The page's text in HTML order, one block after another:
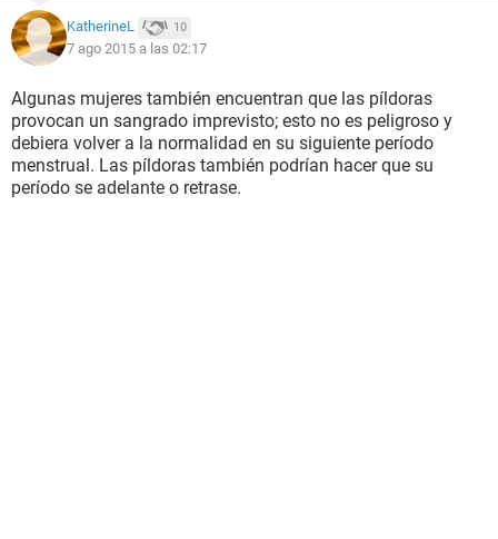
KatherineL 10
7 ago 2015 a las 02:17
Algunas mujeres también encuentran que las píldoras
provocan un sangrado imprevisto; esto no es peligroso y
debiera volver a la normalidad en su siguiente período
menstrual. Las píldoras también podrían hacer que su
período se adelante o retrase.